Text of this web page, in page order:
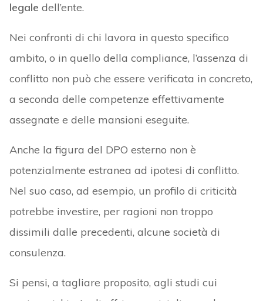
legale dell’ente.
Nei confronti di chi lavora in questo specifico
ambito, o in quello della compliance, l’assenza di
conflitto non può che essere verificata in concreto,
a seconda delle competenze effettivamente
assegnate e delle mansioni eseguite.
Anche la figura del DPO esterno non è
potenzialmente estranea ad ipotesi di conflitto.
Nel suo caso, ad esempio, un profilo di criticità
potrebbe investire, per ragioni non troppo
dissimili dalle precedenti, alcune società di
consulenza.
Si pensi, a tagliare proposito, agli studi cui